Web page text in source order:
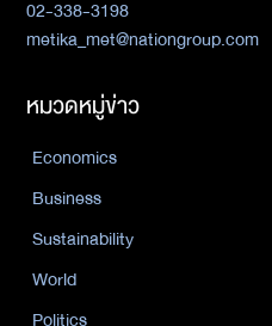
02-338-3198
metika_met@nationgroup.com
หมวดหมู่ข่าว
Economics
Business
Sustainability
World